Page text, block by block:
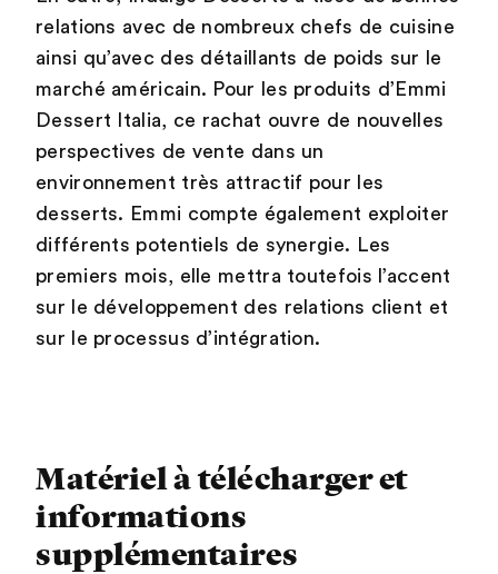
relations avec de nombreux chefs de cuisine
ainsi qu’avec des détaillants de poids sur le
marché américain. Pour les produits d’Emmi
Dessert Italia, ce rachat ouvre de nouvelles
perspectives de vente dans un
environnement très attractif pour les
desserts. Emmi compte également exploiter
différents potentiels de synergie. Les
premiers mois, elle mettra toutefois l’accent
sur le développement des relations client et
sur le processus d’intégration.
Matériel à télécharger et
informations
supplémentaires